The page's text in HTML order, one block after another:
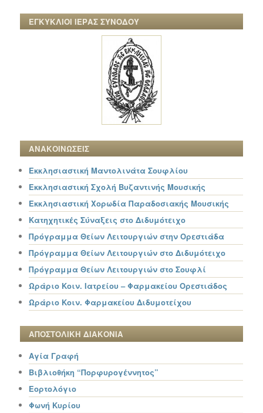
ΕΓΚΥΚΛΙΟΙ ΙΕΡΑΣ ΣΥΝΟΔΟΥ
ΑΝΑΚΟΙΝΩΣΕΙΣ
Εκκλησιαστική Μαντολινάτα Σουφλίου
Εκκλησιαστική Σχολή Βυζαντινής Μουσικής
Εκκλησιαστική Χορωδία Παραδοσιακής Μουσικής
Κατηχητικές Σύναξεις στο Διδυμότειχο
Πρόγραμμα Θείων Λειτουργιών στην Ορεστιάδα
Πρόγραμμα Θείων Λειτουργιών στο Διδυμότειχο
Πρόγραμμα Θείων Λειτουργιών στο Σουφλί
Ωράριο Κοιν. Ιατρείου – Φαρμακείου Ορεστιάδος
Ωράριο Κοιν. Φαρμακείου Διδυμοτείχου
ΑΠΟΣΤΟΛΙΚΗ ΔΙΑΚΟΝΙΑ
Αγία Γραφή
Βιβλιοθήκη “Πορφυρογέννητος”
Εορτολόγιο
Φωνή Κυρίου